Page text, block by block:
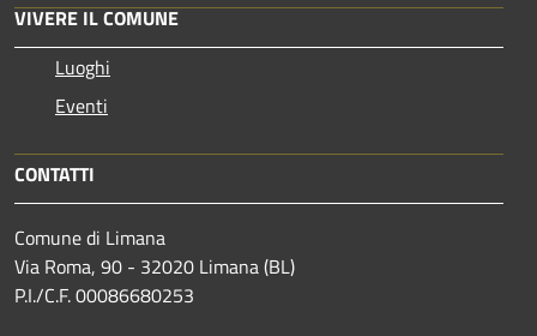
VIVERE IL COMUNE
Luoghi
Eventi
CONTATTI
Comune di Limana
Via Roma, 90 - 32020 Limana (BL)
P.I./C.F. 00086680253